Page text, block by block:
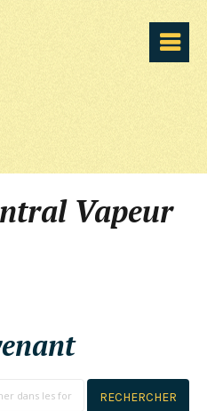
Vapeur